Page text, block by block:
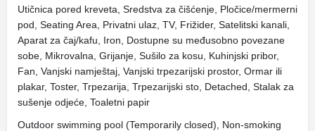
Utičnica pored kreveta, Sredstva za čišćenje, Pločice/mermerni
pod, Seating Area, Privatni ulaz, TV, Frižider, Satelitski kanali,
Aparat za čaj/kafu, Iron, Dostupne su međusobno povezane
sobe, Mikrovalna, Grijanje, Sušilo za kosu, Kuhinjski pribor,
Fan, Vanjski namještaj, Vanjski trpezarijski prostor, Ormar ili
plakar, Toster, Trpezarija, Trpezarijski sto, Detached, Stalak za
sušenje odjeće, Toaletni papir
Outdoor swimming pool (Temporarily closed), Non-smoking